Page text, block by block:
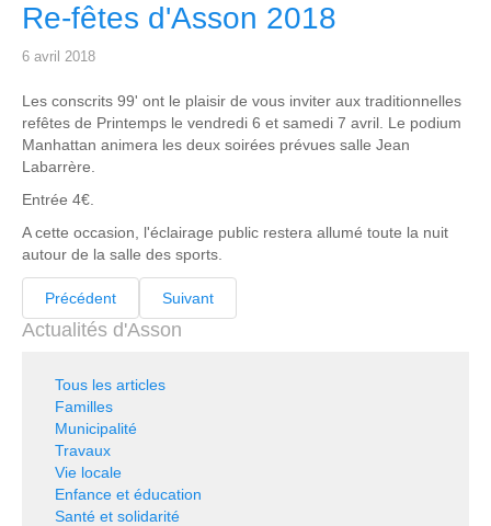
Re-fêtes d'Asson 2018
6 avril 2018
Les conscrits 99' ont le plaisir de vous inviter aux traditionnelles
refêtes de Printemps le vendredi 6 et samedi 7 avril. Le podium
Manhattan animera les deux soirées prévues salle Jean
Labarrère.
Entrée 4€.
A cette occasion, l'éclairage public restera allumé toute la nuit
autour de la salle des sports.
Précédent Suivant
Actualités d'Asson
Tous les articles
Familles
Municipalité
Travaux
Vie locale
Enfance et éducation
Santé et solidarité